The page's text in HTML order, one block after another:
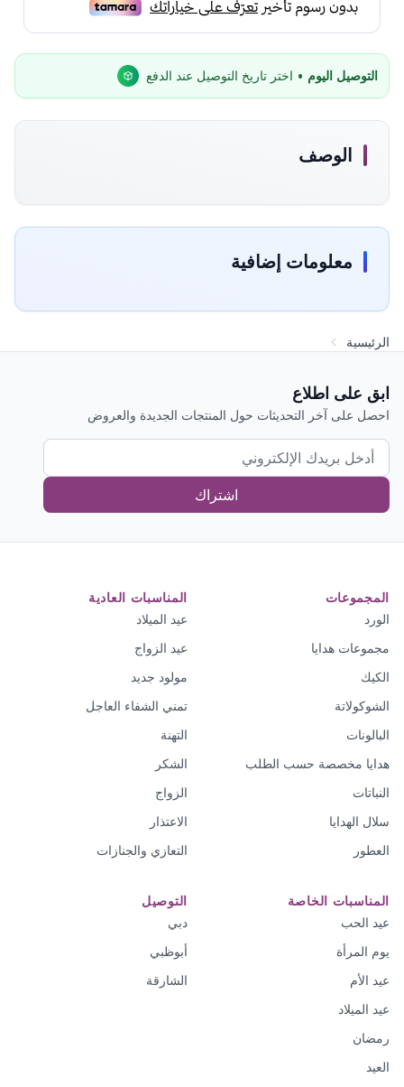
التوصيل اليوم • اختر تاريخ التوصيل عند الدفع
الوصف
معلومات إضافية
الرئيسية
ابق على اطلاع
احصل على آخر التحديثات حول المنتجات الجديدة والعروض
اشتراك
المجموعات
الورد
مجموعات هدايا
الكيك
الشوكولاتة
البالونات
هدايا مخصصة حسب الطلب
النباتات
سلال الهدايا
العطور
المناسبات العادية
عيد الميلاد
عيد الزواج
مولود جديد
تمني الشفاء العاجل
التهنة
الشكر
الزواج
الاعتذار
التعازي والجنازات
المناسبات الخاصة
عيد الحب
يوم المرأة
عيد الأم
عيد الميلاد
رمضان
العيد
التوصيل
دبي
أبوظبي
الشارقة